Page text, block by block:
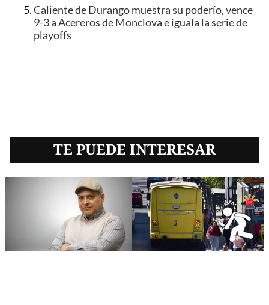
Caliente de Durango muestra su poderío, vence
9-3 a Acereros de Monclova e iguala la serie de
playoffs
TE PUEDE INTERESAR